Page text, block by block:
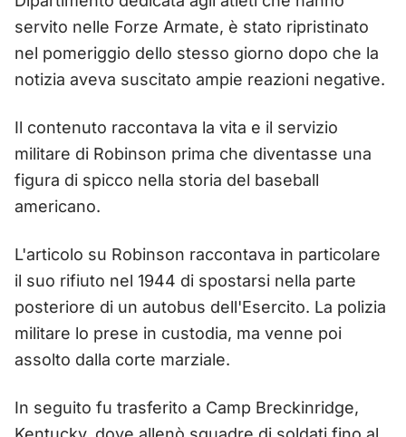
servito nelle Forze Armate, è stato ripristinato
nel pomeriggio dello stesso giorno dopo che la
notizia aveva suscitato ampie reazioni negative.
Il contenuto raccontava la vita e il servizio
militare di Robinson prima che diventasse una
figura di spicco nella storia del baseball
americano.
L'articolo su Robinson raccontava in particolare
il suo rifiuto nel 1944 di spostarsi nella parte
posteriore di un autobus dell'Esercito. La polizia
militare lo prese in custodia, ma venne poi
assolto dalla corte marziale.
In seguito fu trasferito a Camp Breckinridge,